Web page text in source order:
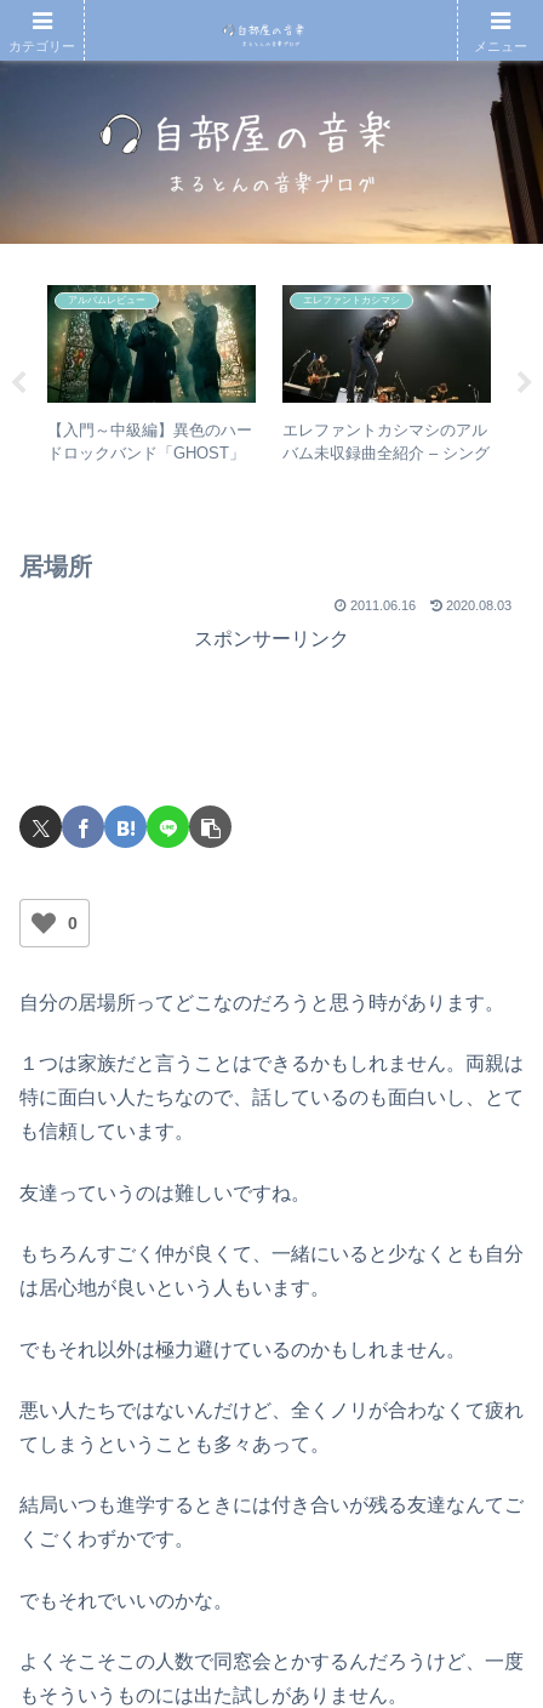
アルバムレビュー
【入門～中級編】異色のハー
ドロックバンド「GHOST」
エレファントカシマシ
エレファントカシマシのアル
バム未収録曲全紹介 – シング
居場所
2011.06.16 2020.08.03
スポンサーリンク
0
自分の居場所ってどこなのだろうと思う時があります。
１つは家族だと言うことはできるかもしれません。両親は
特に面白い人たちなので、話しているのも面白いし、とて
も信頼しています。
友達っていうのは難しいですね。
もちろんすごく仲が良くて、一緒にいると少なくとも自分
は居心地が良いという人もいます。
でもそれ以外は極力避けているのかもしれません。
悪い人たちではないんだけど、全くノリが合わなくて疲れ
てしまうということも多々あって。
結局いつも進学するときには付き合いが残る友達なんてご
くごくわずかです。
でもそれでいいのかな。
よくそこそこの人数で同窓会とかするんだろうけど、一度
もそういうものには出た試しがありません。
カテゴリー メニュー